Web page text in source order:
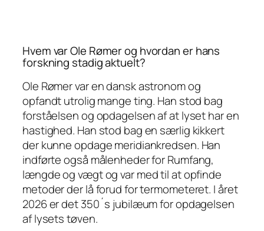
Hvem var Ole Rømer og hvordan er hans
forskning stadig aktuelt?
Ole Rømer var en dansk astronom og
opfandt utrolig mange ting. Han stod bag
forståelsen og opdagelsen af at lyset har en
hastighed. Han stod bag en særlig kikkert
der kunne opdage meridiankredsen. Han
indførte også målenheder for Rumfang,
længde og vægt og var med til at opfinde
metoder der lå forud for termometeret. I året
2026 er det 350´s jubilæum for opdagelsen
af lysets tøven.